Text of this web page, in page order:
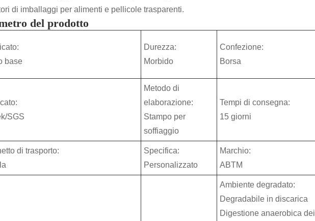
di imballaggi per alimenti e pellicole trasparenti.
del prodotto
base
Durezza:
Morbido
Confezione:
Borsa
SGS
Metodo di
elaborazione:
Stampo per
soffiaggio
Tempi di consegna:
15 giorni
di trasporto:
Specifica:
Personalizzato
Marchio:
ABTM
Ambiente degradato:
Degradabile in discarica
Digestione anaerobica dei